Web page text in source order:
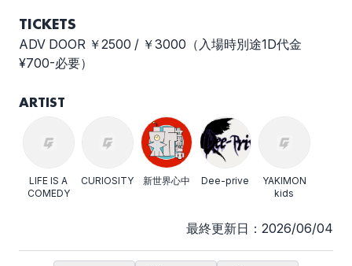
TICKETS
ADV DOOR ￥2500 / ￥3000（入場時別途1D代金
¥700-必要）
ARTIST
LIFE IS A
COMEDY
CURIOSITY. 新世界心中 Dee-prive
YAKIMON
kids
最終更新日：2026/06/04